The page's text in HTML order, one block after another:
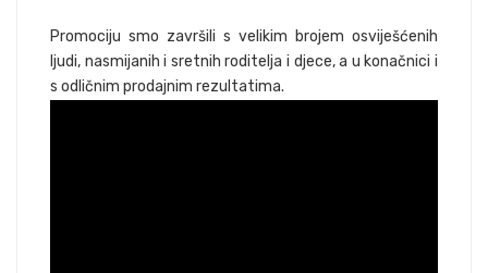
Promociju smo završili s velikim brojem osviješćenih
ljudi, nasmijanih i sretnih roditelja i djece, a u konačnici i
s odličnim prodajnim rezultatima.